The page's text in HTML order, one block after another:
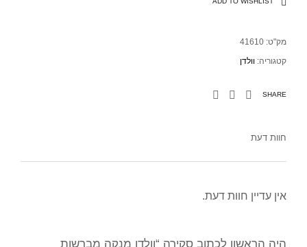
מק"ט: 41610
קטגוריה: וולדן
SHARE
חוות דעת
אין עדיין חוות דעת.
היה הראשון לכתוב סקירה “וולדן מנקה מברשות